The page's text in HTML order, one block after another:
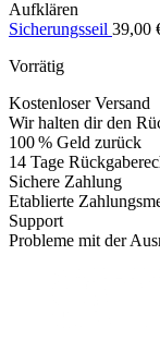
Aufklären
Sicherungsseil 39,00
Vorrätig
Kostenloser Versand
Wir halten dir den
100 % Geld zurück
14 Tage
Sichere Zahlung
Etablierte
Support
Probleme mit der